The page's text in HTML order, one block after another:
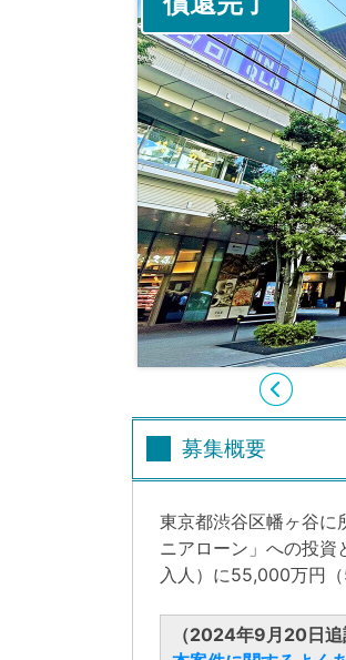
募集概要
東京都渋谷区幡ヶ谷に
ニアローン」への投資
入人）に55,000万円
（2024年9月20日追